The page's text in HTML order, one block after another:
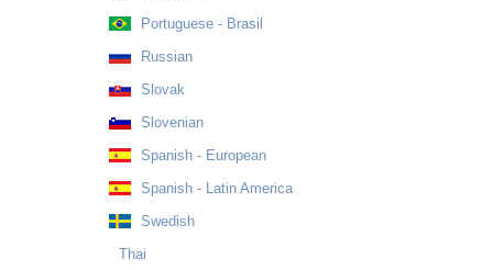
Portuguese - Brasil
Russian
Slovak
Slovenian
Spanish - European
Spanish - Latin America
Swedish
Thai